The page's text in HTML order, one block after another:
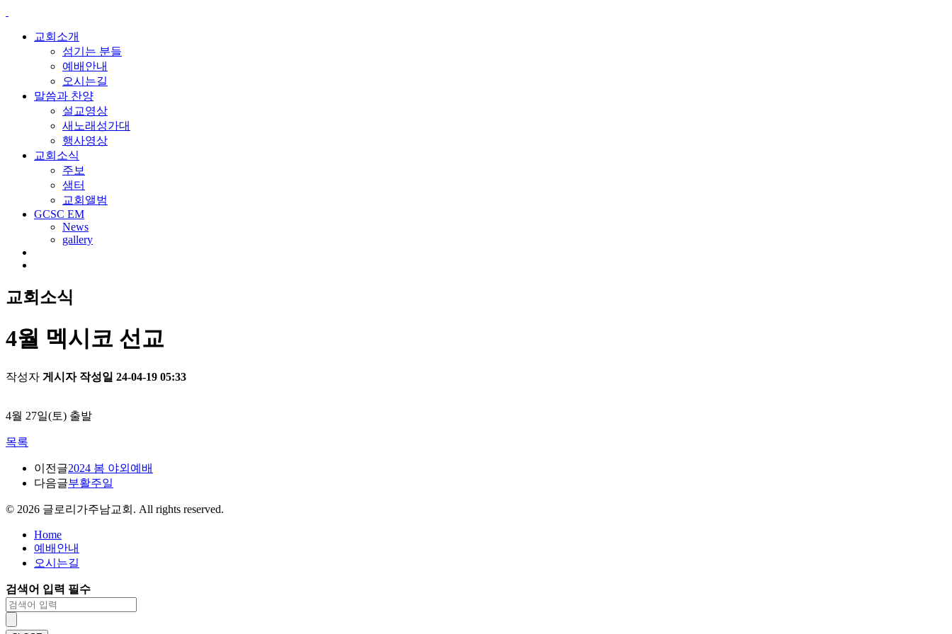
교회소개
섬기는 분들
예배안내
오시는길
말씀과 찬양
설교영상
새노래성가대
행사영상
교회소식
주보
샘터
교회앨범
GCSC EM
News
gallery
교회소식
4월 멕시코 선교
작성자 게시자 작성일 24-04-19 05:33
4월 27일(토) 출발
목록
이전글2024 봄 야외예배
다음글부활주일
© 2026 글로리가주남교회. All rights reserved.
Home
예배안내
오시는길
검색어 입력 필수